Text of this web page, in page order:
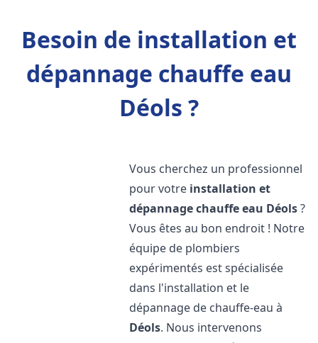
Besoin de installation et
dépannage chauffe eau
Déols ?
Vous cherchez un professionnel
pour votre installation et
dépannage chauffe eau Déols?
Vous êtes au bon endroit ! Notre
équipe de plombiers
expérimentés est spécialisée
dans l'installation et le
dépannage de chauffe-eau à
Déols. Nous intervenons